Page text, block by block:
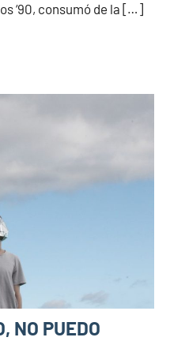
‘90, consumó de la […]
NO PUEDO